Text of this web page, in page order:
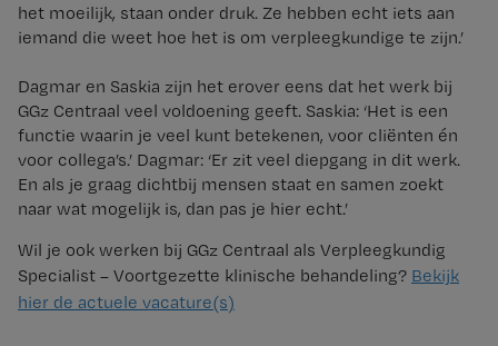
het moeilijk, staan onder druk. Ze hebben echt iets aan
iemand die weet hoe het is om verpleegkundige te zijn.’
Dagmar en Saskia zijn het erover eens dat het werk bij
GGz Centraal veel voldoening geeft. Saskia: ‘Het is een
functie waarin je veel kunt betekenen, voor cliënten én
voor collega’s.’ Dagmar: ‘Er zit veel diepgang in dit werk.
En als je graag dichtbij mensen staat en samen zoekt
naar wat mogelijk is, dan pas je hier echt.’
Wil je ook werken bij GGz Centraal als Verpleegkundig
Specialist – Voortgezette klinische behandeling? Bekijk
hier de actuele vacature(s)